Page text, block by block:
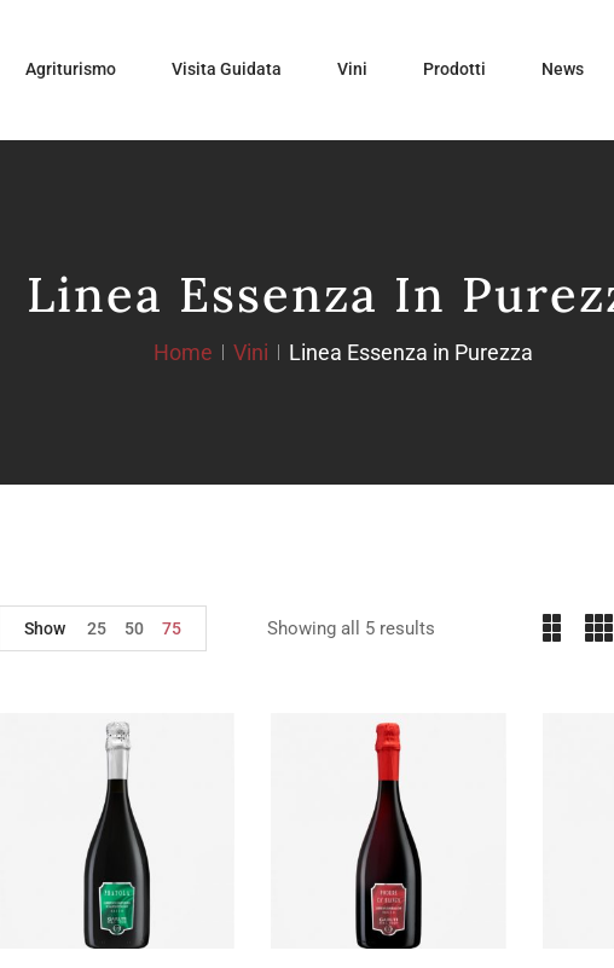
Agriturismo Visita Guidata Vini Prodotti News
Linea Essenza In
Home Vini Linea Essenza in Purezza
Showing all 5 results
Show 25 50 75